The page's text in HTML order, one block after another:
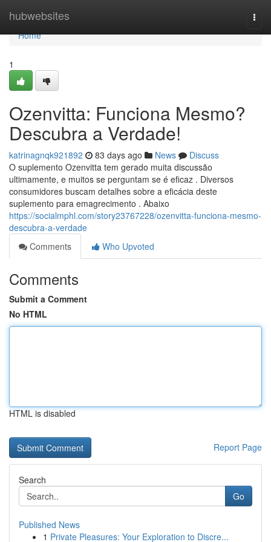
hubwebsites
Home
Home
1
Ozenvitta: Funciona Mesmo?
Descubra a Verdade!
katrinagnqk921892 83 days ago News
Discuss
O suplemento Ozenvitta tem gerado muita discussão
ultimamente, e muitos se perguntam se é eficaz . Diversos
consumidores buscam detalhes sobre a eficácia deste
suplemento para emagrecimento . Abaixo
https://socialmphl.com/story23767228/ozenvitta-funciona-mesmo-
descubra-a-verdade
Comments
Who Upvoted
Comments
Submit a Comment
No HTML
HTML is disabled
Report Page
Search
Go
Published News
1 Private Pleasures: Your Exploration to Discre...